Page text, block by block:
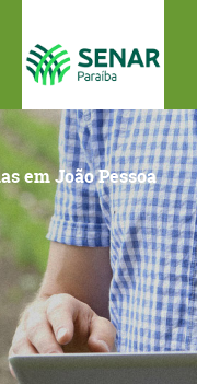
em João Pessoa